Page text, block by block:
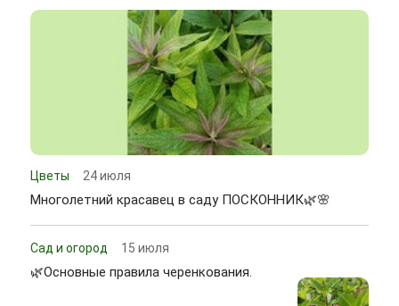
Цветы 24 июля
Многолетний красавец в саду ПОСКОННИК🌿🌸
Сад и огород 15 июля
🌿Основные правила черенкования.